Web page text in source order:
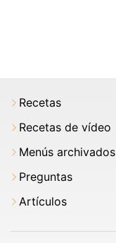
Recetas
Recetas de vídeo
Menús archivados
Preguntas
Artículos